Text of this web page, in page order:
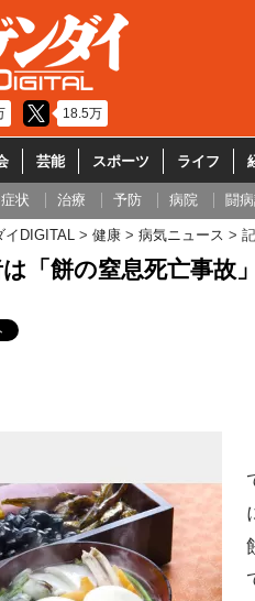
18.5万
芸能 スポーツ ライフ
症状 治療 予防 病院 闘
イDIGITAL 健康 病気ニュース
「餅の窒息死亡事故